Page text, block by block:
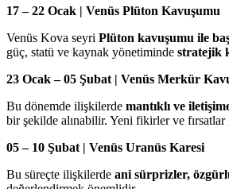
17 – 22 Ocak | Venüs Plüton Kavuşumu
Venüs Kova seyri Plüton kavuşumu ile
güç, statü ve kaynak yönetiminde stratejik
23 Ocak – 05 Şubat | Venüs Merkür
Bu dönemde ilişkilerde mantıklı ve
bir şekilde alınabilir. Yeni fikirler ve fırsatlar
05 – 10 Şubat | Venüs Uranüs Karesi
Bu süreçte ilişkilerde ani sürprizler,